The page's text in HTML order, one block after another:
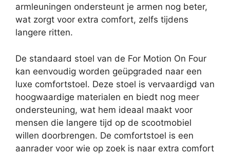
armleuningen ondersteunt je armen nog beter,
wat zorgt voor extra comfort, zelfs tijdens
langere ritten.
De standaard stoel van de For Motion On Four
kan eenvoudig worden geüpgraded naar een
luxe comfortstoel. Deze stoel is vervaardigd van
hoogwaardige materialen en biedt nog meer
ondersteuning, wat hem ideaal maakt voor
mensen die langere tijd op de scootmobiel
willen doorbrengen. De comfortstoel is een
aanrader voor wie op zoek is naar extra comfort